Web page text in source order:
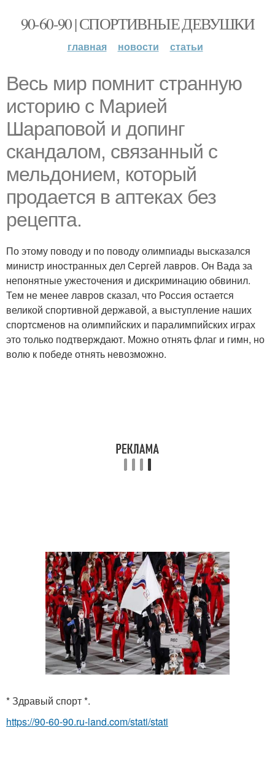
90-60-90 | СПОРТИВНЫЕ ДЕВУШКИ
главная новости статьи
Весь мир помнит странную
историю с Марией
Шараповой и допинг
скандалом, связанный с
мельдонием, который
продается в аптеках без
рецепта.
По этому поводу и по поводу олимпиады высказался
министр иностранных дел Сергей лавров. Он Вада за
непонятные ужесточения и дискриминацию обвинил.
Тем не менее лавров сказал, что Россия остается
великой спортивной державой, а выступление наших
спортсменов на олимпийских и паралимпийских играх
это только подтверждают. Можно отнять флаг и гимн, но
волю к победе отнять невозможно.
* Здравый спорт *.
https://90-60-90.ru-land.com/stati/stati